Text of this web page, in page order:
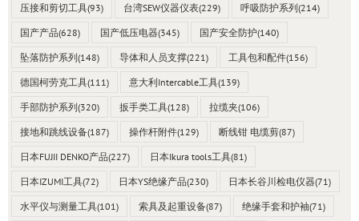
压接和剪切工具(93) 台湾SEW仪器仪表(229) 呼吸防护系列(214)
国产产品(628) 国产低压电器(345) 国产安全防护(140)
坠落防护系列(148) 导体和人员支撑(221) 工具包和配件(156)
德国柯劳克工具(111) 意大利Intercable工具(139)
手部防护系列(320) 扳手类工具(128) 拉缆夹(106)
接地和跳线设备(187) 操作杆附件(129) 断线钳 电缆剪(87)
日本FUJII DENKO产品(227) 日本Ikura tools工具(81)
日本IZUMI工具(72) 日本YS绝缘产品(230) 日本长谷川检电仪器(71)
水平仪与测量工具(101) 索具及起重设备(87) 绝缘手套和护袖(71)